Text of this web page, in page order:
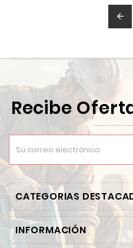

Recibe
CATEGORIAS
INFORMACIÓN